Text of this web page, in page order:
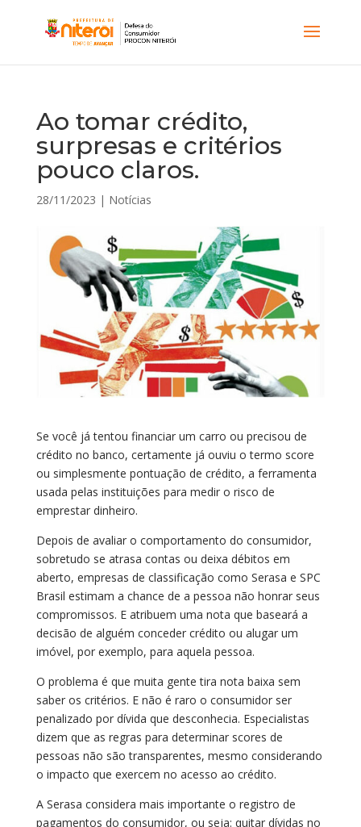
Ao tomar crédito,
surpresas e critérios
pouco claros.
28/11/2023 | Notícias
Se você já tentou financiar um carro ou precisou de
crédito no banco, certamente já ouviu o termo score
ou simplesmente pontuação de crédito, a ferramenta
usada pelas instituições para medir o risco de
emprestar dinheiro.
Depois de avaliar o comportamento do consumidor,
sobretudo se atrasa contas ou deixa débitos em
aberto, empresas de classificação como Serasa e SPC
Brasil estimam a chance de a pessoa não honrar seus
compromissos. E atribuem uma nota que baseará a
decisão de alguém conceder crédito ou alugar um
imóvel, por exemplo, para aquela pessoa.
O problema é que muita gente tira nota baixa sem
saber os critérios. E não é raro o consumidor ser
penalizado por dívida que desconhecia. Especialistas
dizem que as regras para determinar scores de
pessoas não são transparentes, mesmo considerando
o impacto que exercem no acesso ao crédito.
A Serasa considera mais importante o registro de
pagamentos do consumidor, ou seja: quitar dívidas no